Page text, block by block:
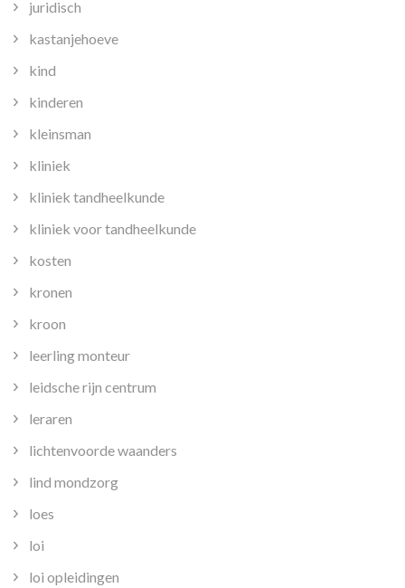
juridisch
kastanjehoeve
kind
kinderen
kleinsman
kliniek
kliniek tandheelkunde
kliniek voor tandheelkunde
kosten
kronen
kroon
leerling monteur
leidsche rijn centrum
leraren
lichtenvoorde waanders
lind mondzorg
loes
loi
loi opleidingen